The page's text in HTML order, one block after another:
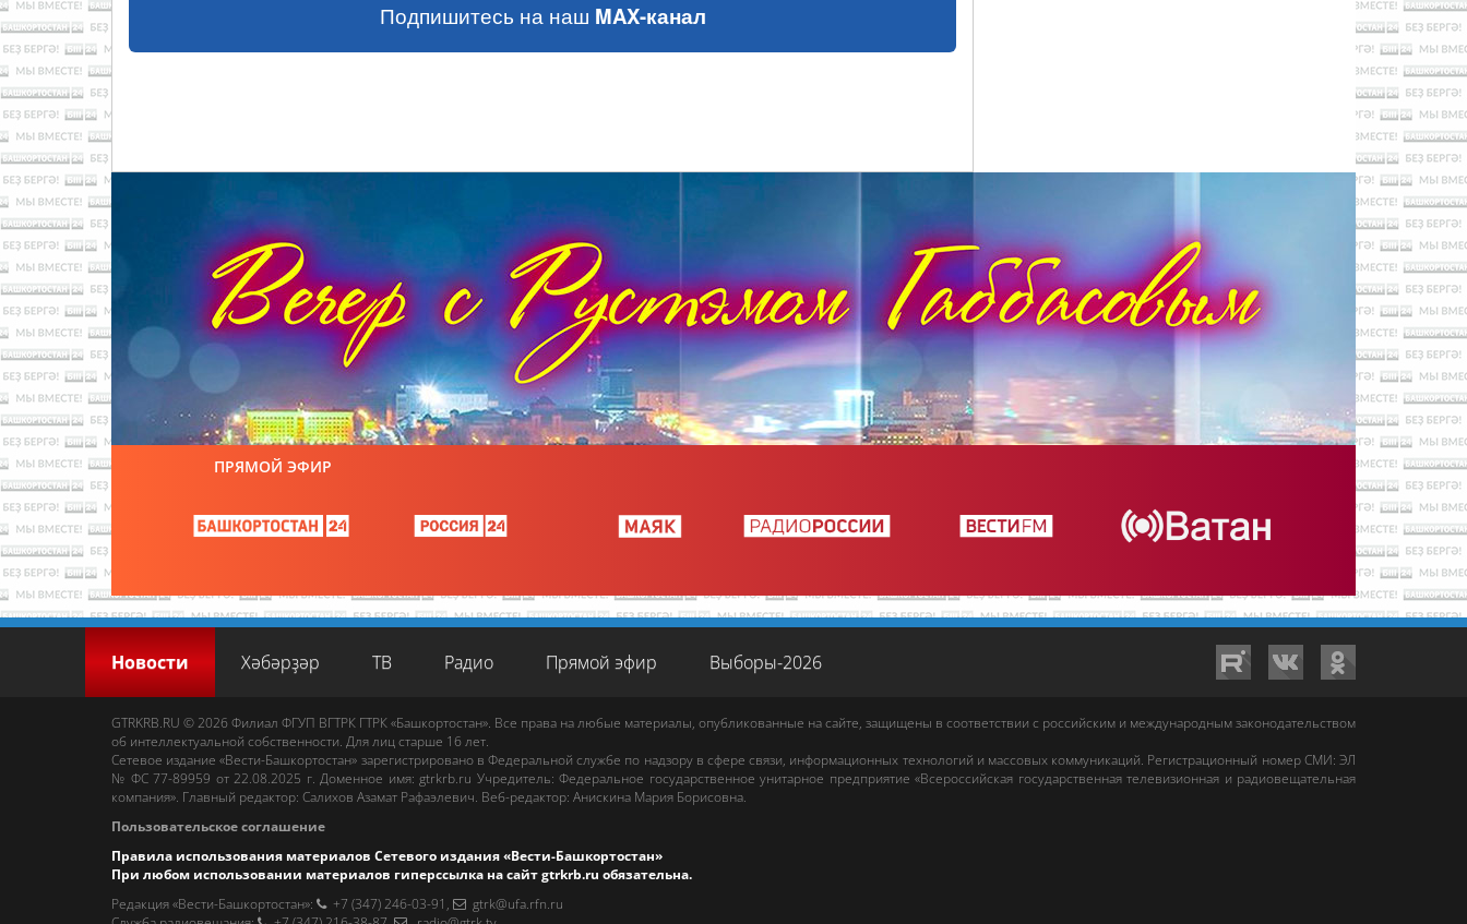
Подпишитесь на наш MAX-канал
ПРЯМОЙ ЭФИР
Новости Хәбәрҙәр ТВ Радио Прямой эфир Выборы-2026
GTRKRB.RU © 2026 Филиал ФГУП ВГТРК ГТРК «Башкортостан». Все права на любые материалы, опубликованные на сайте, защищены в соответствии с российским и международным законодательством
об интеллектуальной собственности. Для лиц старше 16 лет.
Сетевое издание «Вести-Башкортостан» зарегистрировано в Федеральной службе по надзору в сфере связи, информационных технологий и массовых коммуникаций. Регистрационный номер СМИ: ЭЛ
№ ФС 77-89959 от 22.08.2025 г. Доменное имя:gtrkrb.ru Учредитель: Федеральное государственное унитарное предприятие «Всероссийская государственная телевизионная и радиовещательная
компания». Главный редактор: Салихов Азамат Рафаэлевич. Веб-редактор: Анискина Мария Борисовна.
Пользовательское соглашение
Правила использования материалов Сетевого издания «Вести-Башкортостан»
При любом использовании материалов гиперссылка на сайтgtrkrb.ru обязательна.
Редакция «Вести-Башкортостан»: +7 (347) 246-03-91 ,
gtrk@ufa.rfn.ru